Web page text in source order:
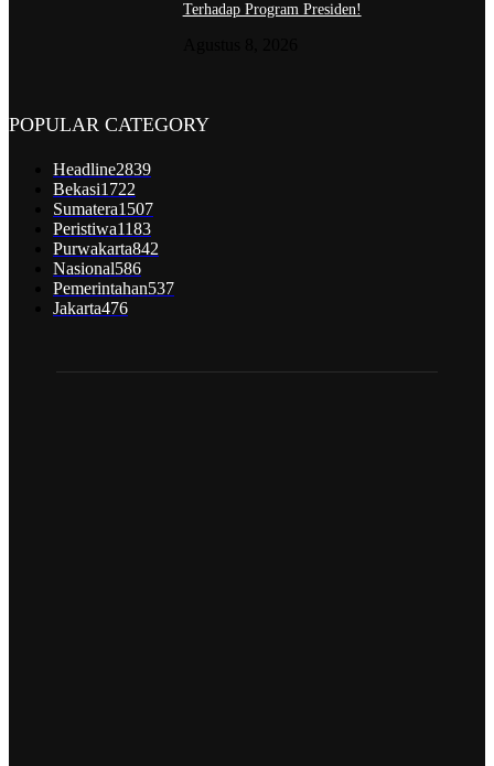
Terhadap Program Presiden!
POPULAR CATEGORY
Headline2839
Bekasi1722
Sumatera1507
Peristiwa1183
Purwakarta842
Nasional586
Pemerintahan537
Jakarta476